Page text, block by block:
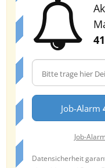
Job-Alarm
Job-
Datensicherheit